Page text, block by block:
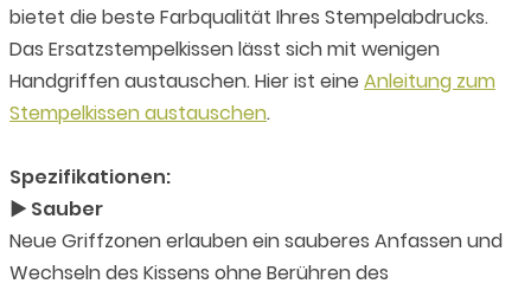
bietet die beste Farbqualität Ihres Stempelabdrucks.
Das Ersatzstempelkissen lässt sich mit wenigen
Handgriffen austauschen. Hier ist eine Anleitung zum
Stempelkissen austauschen.
Spezifikationen:
► Sauber
Neue Griffzonen erlauben ein sauberes Anfassen und
Wechseln des Kissens ohne Berühren des